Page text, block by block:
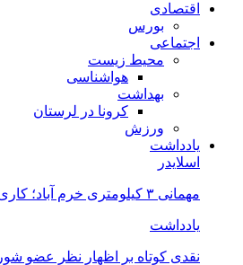
اقتصادی
بورس
اجتماعی
محیط زیست
هواشناسی
بهداشت
کرونا در لرستان
ورزش
یادداشت
اسلایدر
مهمانی ۳ کیلومتری خرم آباد؛ کاری بزرگ با چند نقد کوچک
یادداشت
نقدی کوتاه بر اظهار نظر عضو